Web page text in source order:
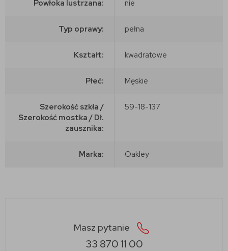
Powłoka lustrzana: nie
Typ oprawy: pełna
Kształt: kwadratowe
Płeć: Męskie
Szerokość szkła /
Szerokość mostka / Dł.
zausznika:
59-18-137
Marka: Oakley
Masz pytanie
33 870 11 00